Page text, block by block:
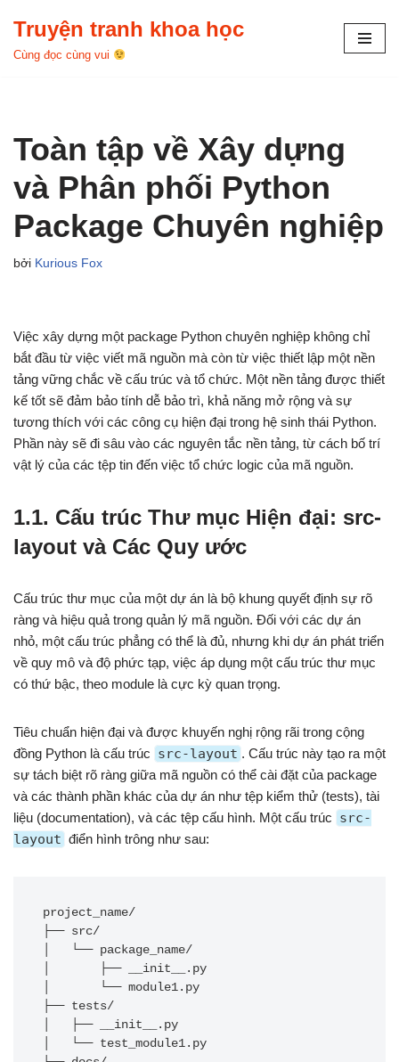
Chuyển
Truyện tranh khoa học
Cùng đọc cùng vui
Toàn tập về Xây dựng
và Phân phối Python
Package Chuyên nghiệp
bởi Kurious Fox
Việc xây dựng một package Python chuyên nghiệp không chỉ
bắt đầu từ việc viết mã nguồn mà còn từ việc thiết lập một nền
tảng vững chắc về cấu trúc và tổ chức. Một nền tảng được thiết
kế tốt sẽ đảm bảo tính dễ bảo trì, khả năng mở rộng và sự
tương thích với các công cụ hiện đại trong hệ sinh thái Python.
Phần này sẽ đi sâu vào các nguyên tắc nền tảng, từ cách bố trí
vật lý của các tệp tin đến việc tổ chức logic của mã nguồn.
1.1. Cấu trúc Thư mục Hiện đại: src-
layout và Các Quy ước
Cấu trúc thư mục của một dự án là bộ khung quyết định sự rõ
ràng và hiệu quả trong quản lý mã nguồn. Đối với các dự án
nhỏ, một cấu trúc phẳng có thể là đủ, nhưng khi dự án phát triển
về quy mô và độ phức tạp, việc áp dụng một cấu trúc thư mục
có thứ bậc, theo module là cực kỳ quan trọng.
Tiêu chuẩn hiện đại và được khuyến nghị rộng rãi trong cộng
đồng Python là cấu trúc src-layout . Cấu trúc này tạo ra một
sự tách biệt rõ ràng giữa mã nguồn có thể cài đặt của package
và các thành phần khác của dự án như tệp kiểm thử (tests), tài
liệu (documentation), và các tệp cấu hình. Một cấu trúc src-
layout điển hình trông như sau:
project_name/
├── src/
│   └── package_name/
│       ├── __init__.py
│       └── module1.py
├── tests/
│   ├── __init__.py
│   └── test_module1.py